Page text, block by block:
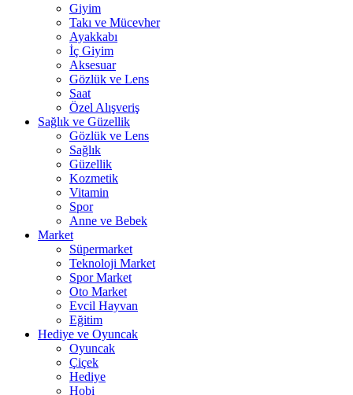
Giyim
Takı ve Mücevher
Ayakkabı
İç Giyim
Aksesuar
Gözlük ve Lens
Saat
Özel Alışveriş
Sağlık ve Güzellik
Gözlük ve Lens
Sağlık
Güzellik
Kozmetik
Vitamin
Spor
Anne ve Bebek
Market
Süpermarket
Teknoloji Market
Spor Market
Oto Market
Evcil Hayvan
Eğitim
Hediye ve Oyuncak
Oyuncak
Çiçek
Hediye
Hobi